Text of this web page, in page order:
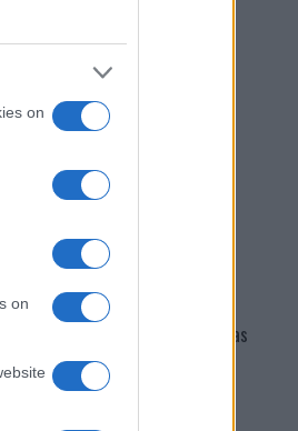
on
on
I nostri cari
I nostri cari
Giovannimaria Cabras